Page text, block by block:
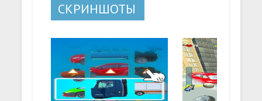
СКРИНШОТЫ